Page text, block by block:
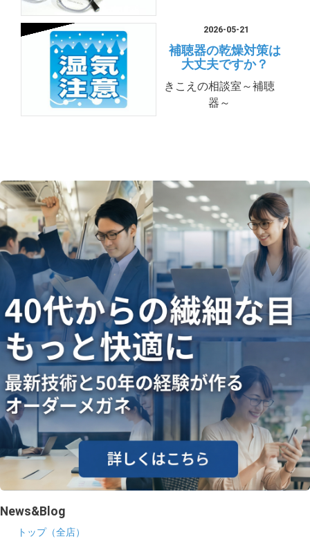
2026-05-21
補聴器の乾燥対策は
大丈夫ですか？
きこえの相談室～補聴
器～
News&Blog
トップ（全店）